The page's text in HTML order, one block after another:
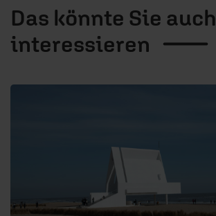
Das könnte Sie auch
interessieren